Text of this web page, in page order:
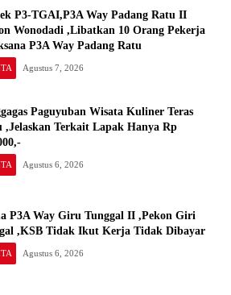
P3-TGAI,P3A Way Padang Ratu II
Wonodadi ,Libatkan 10 Orang Pekerja
P3A Way Padang Ratu
Agustus 7, 2026
Paguyuban Wisata Kuliner Teras
,Jelaskan Terkait Lapak Hanya Rp
Agustus 6, 2026
P3A Way Giru Tunggal II ,Pekon Giri
,KSB Tidak Ikut Kerja Tidak Dibayar
Agustus 6, 2026